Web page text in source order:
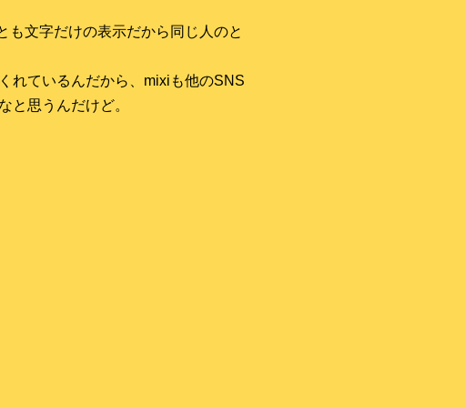
も文字だけの表示だから同じ人のと
れているんだから、mixiも他のSNS
と思うんだけど。